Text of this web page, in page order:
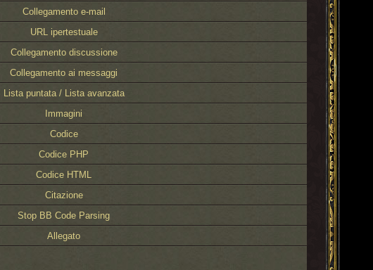
Collegamento e-mail
URL ipertestuale
Collegamento discussione
Collegamento ai messaggi
Lista puntata / Lista avanzata
Immagini
Codice
Codice PHP
Codice HTML
Citazione
Stop BB Code Parsing
Allegato